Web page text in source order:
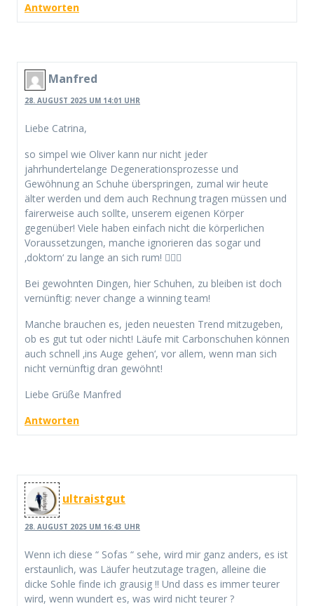
Antworten
Manfred
28. AUGUST 2025 UM 14:01 UHR
Liebe Catrina,
so simpel wie Oliver kann nur nicht jeder
jahrhundertelange Degenerationsprozesse und
Gewöhnung an Schuhe überspringen, zumal wir heute
älter werden und dem auch Rechnung tragen müssen und
fairerweise auch sollte, unserem eigenen Körper
gegenüber! Viele haben einfach nicht die körperlichen
Voraussetzungen, manche ignorieren das sogar und
‚doktorn‘ zu lange an sich rum! 🤷🏻‍♂️
Bei gewohnten Dingen, hier Schuhen, zu bleiben ist doch
vernünftig: never change a winning team!
Manche brauchen es, jeden neuesten Trend mitzugeben,
ob es gut tut oder nicht! Läufe mit Carbonschuhen können
auch schnell ‚ins Auge gehen‘, vor allem, wenn man sich
nicht vernünftig dran gewöhnt!
Liebe Grüße Manfred
Antworten
ultraistgut
28. AUGUST 2025 UM 16:43 UHR
Wenn ich diese “ Sofas “ sehe, wird mir ganz anders, es ist
erstaunlich, was Läufer heutzutage tragen, alleine die
dicke Sohle finde ich grausig !! Und dass es immer teurer
wird, wenn wundert es, was wird nicht teurer ?